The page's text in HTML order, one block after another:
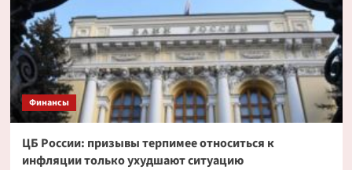
снизиться
до
14%
в
июне
Финансы
ЦБ России: призывы терпимее относиться к
инфляции только ухудшают ситуацию